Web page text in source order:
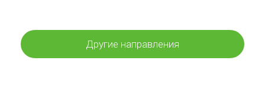
Другие направления